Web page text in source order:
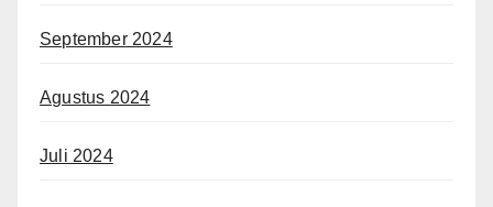
September 2024
Agustus 2024
Juli 2024